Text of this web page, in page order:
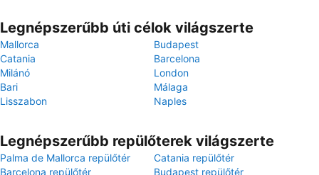
Legnépszerűbb úti célok világszerte
Mallorca
Budapest
Catania
Barcelona
Milánó
London
Bari
Málaga
Lisszabon
Naples
Legnépszerűbb repülőterek világszerte
Palma de Mallorca repülőtér
Catania repülőtér
Barcelona repülőtér
Budapest repülőtér